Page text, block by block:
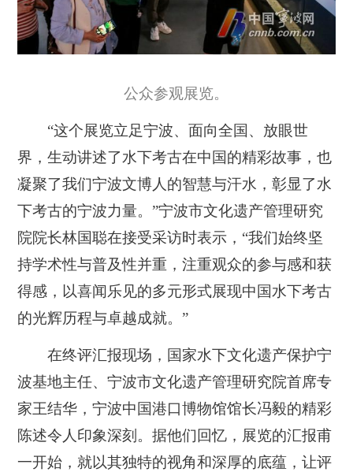
公众参观展览。
“这个展览立足宁波、面向全国、放眼世
界，生动讲述了水下考古在中国的精彩故事，也
凝聚了我们宁波文博人的智慧与汗水，彰显了水
下考古的宁波力量。”宁波市文化遗产管理研究
院院长林国聪在接受采访时表示，“我们始终坚
持学术性与普及性并重，注重观众的参与感和获
得感，以喜闻乐见的多元形式展现中国水下考古
的光辉历程与卓越成就。”
在终评汇报现场，国家水下文化遗产保护宁
波基地主任、宁波市文化遗产管理研究院首席专
家王结华，宁波中国港口博物馆馆长冯毅的精彩
陈述令人印象深刻。据他们回忆，展览的汇报甫
一开始，就以其独特的视角和深厚的底蕴，让评